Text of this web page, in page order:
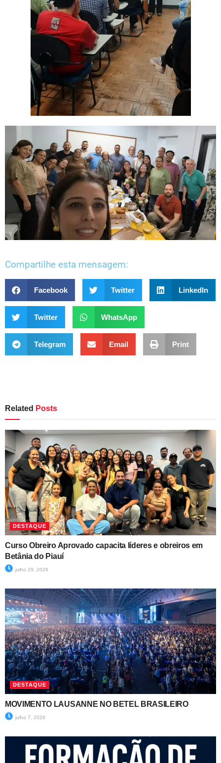
Compartilhe esta mensagem:
Facebook Twitter LinkedIn
Twitter WhatsApp
Telegram Email Print
Related Posts
DESTAQUE
Curso Obreiro Aprovado capacita líderes e obreiros em
Betânia do Piauí
julho 29, 2026
DESTAQUE
MOVIMENTO LAUSANNE NO BETEL BRASILEIRO
julho 7, 2026